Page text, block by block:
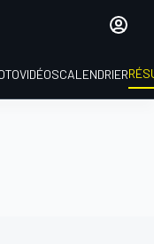
VIDÉOSCALENDRIER